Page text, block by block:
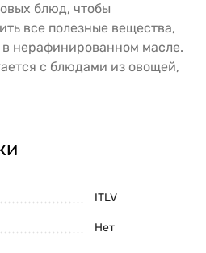
блюд, чтобы
все полезные вещества,
нерафинированном масле.
с блюдами из овощей,
ITLV
Нет